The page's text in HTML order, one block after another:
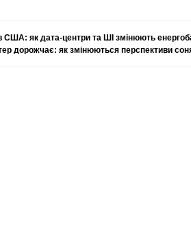
в США: як дата-центри та ШІ змінюють
дорожчає: як змінюються перспективи